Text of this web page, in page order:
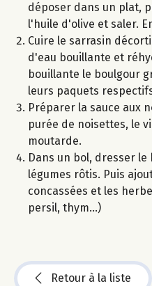
déposer dans un plat,
l'huile d'olive et saler.
Cuire le sarrasin
d'eau bouillante et
bouillante le boulgour
leurs paquets
Préparer la sauce aux
purée de noisettes, le
moutarde.
Dans un bol, dresser
légumes rôtis. Puis
concassées et les
persil, thym...)
Retour à la liste